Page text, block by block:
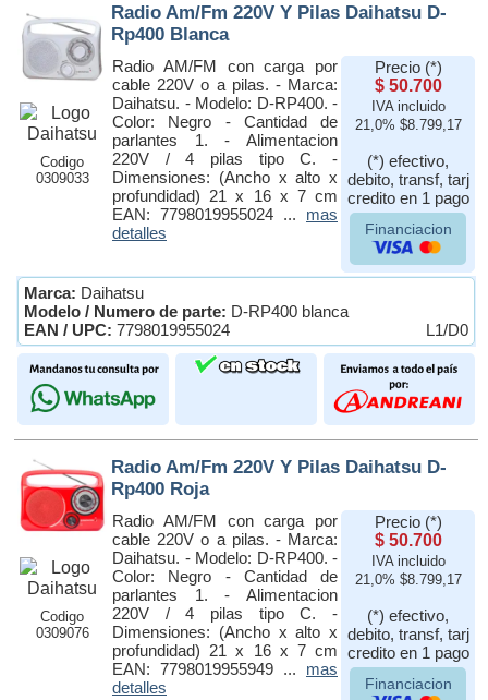
Codigo
0309033
Radio Am/Fm 220V Y Pilas Daihatsu D-
Rp400 Blanca
Radio AM/FM con carga por
cable 220V o a pilas. - Marca:
Daihatsu. - Modelo: D-RP400. -
Color: Negro - Cantidad de
parlantes 1. - Alimentacion
220V / 4 pilas tipo C. -
Dimensiones: (Ancho x alto x
profundidad) 21 x 16 x 7 cm
EAN: 7798019955024 ... mas
detalles
Precio (*)
$ 50.700
IVA incluido
21,0% $8.799,17
(*) efectivo,
debito, transf, tarj
credito en 1 pago
Financiacion
Marca: Daihatsu
Modelo / Numero de parte: D-RP400 blanca
EAN / UPC: 7798019955024 L1/D0
Codigo
0309076
Radio Am/Fm 220V Y Pilas Daihatsu D-
Rp400 Roja
Radio AM/FM con carga por
cable 220V o a pilas. - Marca:
Daihatsu. - Modelo: D-RP400. -
Color: Negro - Cantidad de
parlantes 1. - Alimentacion
220V / 4 pilas tipo C. -
Dimensiones: (Ancho x alto x
profundidad) 21 x 16 x 7 cm
EAN: 7798019955949 ... mas
detalles
Precio (*)
$ 50.700
IVA incluido
21,0% $8.799,17
(*) efectivo,
debito, transf, tarj
credito en 1 pago
Financiacion